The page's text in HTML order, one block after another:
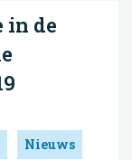
in de
Nieuws